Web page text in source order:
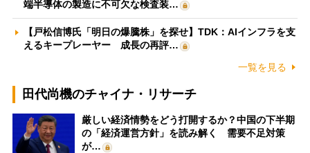
端半導体の製造に不可欠な検査装…
【戸松信博氏「明日の爆騰株」を探せ】TDK：AIインフラを支
えるキープレーヤー 成長の再評…
一覧を見る
田代尚機のチャイナ・リサーチ
厳しい経済情勢をどう打開するか？中国の下半期
の「経済運営方針」を読み解く 需要不足対策
が…